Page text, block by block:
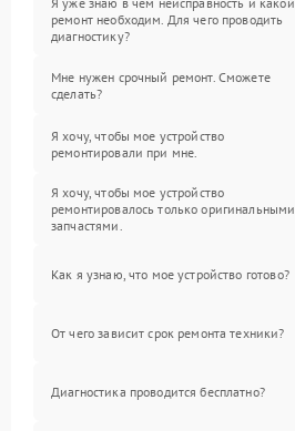
ремонт необходим. Для чего проводить
диагностику?
Мне нужен срочный ремонт. Сможете
сделать?
Я хочу, чтобы мое устройство
ремонтировали при мне.
Я хочу, чтобы мое устройство
ремонтировалось только оригинальными
запчастями.
Как я узнаю, что мое устройство готово?
От чего зависит срок ремонта техники?
Диагностика проводится бесплатно?